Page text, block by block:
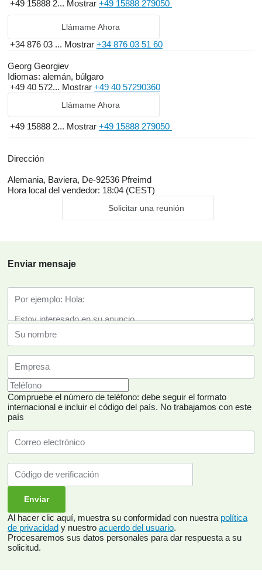
+49 15888 2... Mostrar +49 15888 279050
Llámame Ahora
+34 876 03 ... Mostrar +34 876 03 51 60
Georg Georgiev
Idiomas: alemán, búlgaro
+49 40 572... Mostrar +49 40 57290360
Llámame Ahora
+49 15888 2... Mostrar +49 15888 279050
Dirección
Alemania, Baviera, De-92536 Pfreimd
Hora local del vendedor: 18:04 (CEST)
Solicitar una reunión
Enviar mensaje
Compruebe el número de teléfono: debe seguir el formato
internacional e incluir el código del país. No trabajamos con este
país
Al hacer clic aquí, muestra su conformidad con nuestra política
de privacidad y nuestro acuerdo del usuario.
Procesaremos sus datos personales para dar respuesta a su
solicitud.